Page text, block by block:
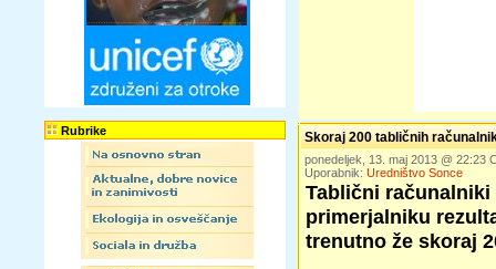
Rubrike Skoraj 200 tabličnih
ponedeljek, 13. maj 2013 @ 22:23
Uporabnik: Uredništvo Sonce
Tablični
primerjalniku
trenutno že skoraj